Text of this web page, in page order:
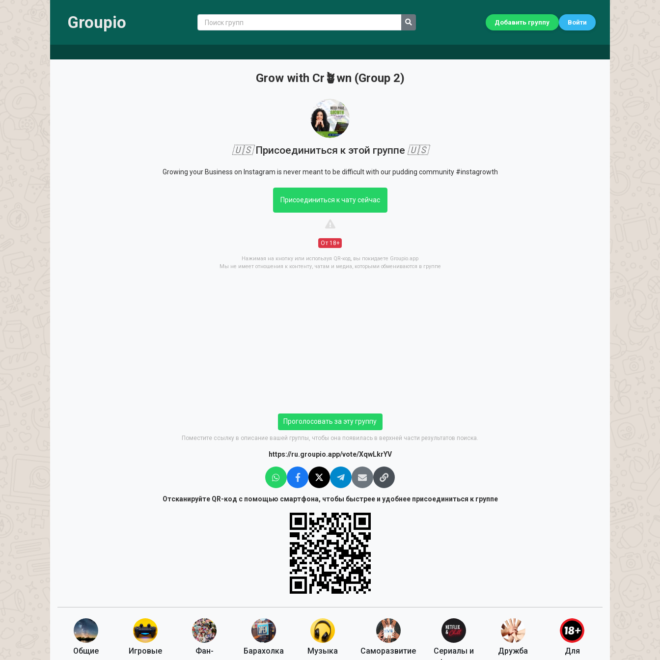
Groupio Добавить группу Войти
Grow with Cr🪴wn (Group 2)
🇺🇸Присоединиться к этой группе 🇺🇸
Growing your Business on Instagram is never meant to be difficult with our pudding community #instagrowth
Присоединиться к чату сейчас
От 18+
Нажимая на кнопку или используя QR-код, вы покидаете Groupio.app
Мы не имеет отношения к контенту, чатам и медиа, которыми обмениваются в группе
Проголосовать за эту группу
Поместите ссылку в описание вашей группы, чтобы она появилась в верхней части результатов поиска.
https://ru.groupio.app/vote/XqwLkrYV
Отсканируйте QR-код с помощью смартфона, чтобы быстрее и удобнее присоединиться к группе
Общие Игровые
Фан-
Барахолка Музыка Саморазвитие
Сериалы и
Дружба
Для